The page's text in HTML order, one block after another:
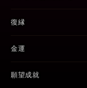
復縁
金運
願望成就